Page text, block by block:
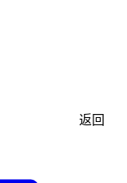
返回